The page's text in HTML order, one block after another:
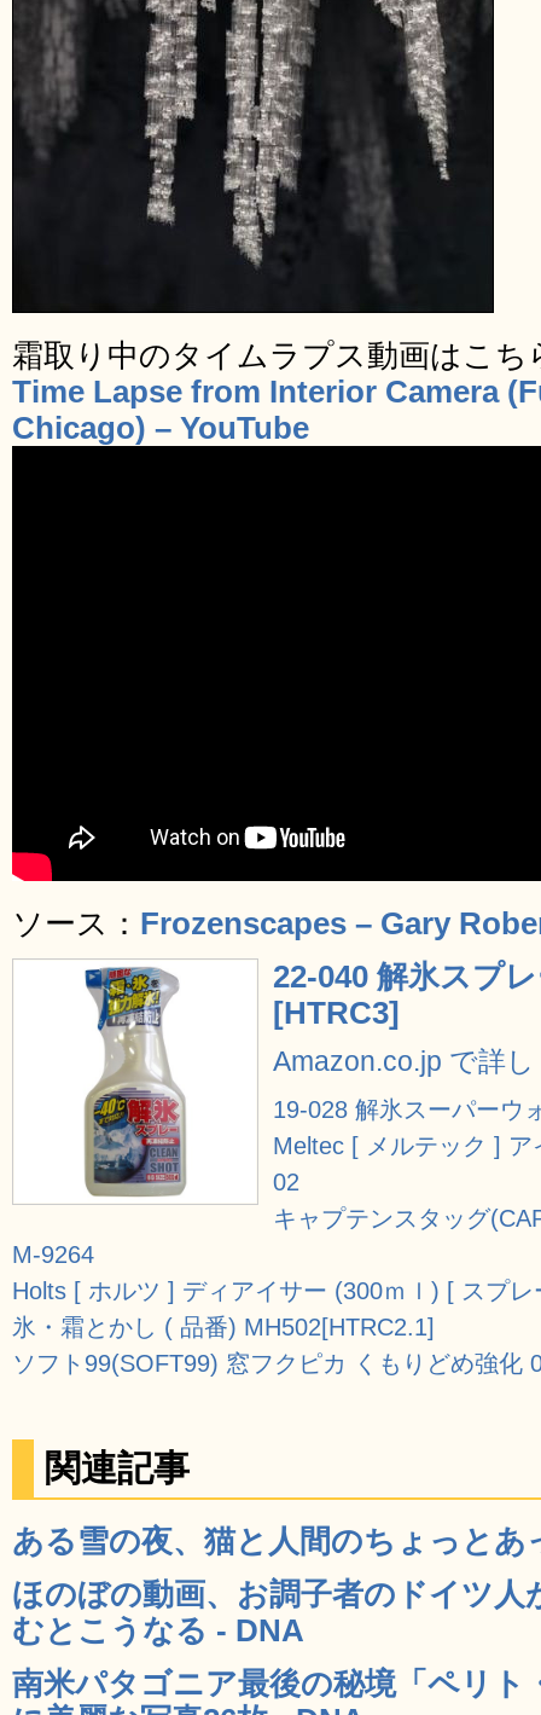
霜取り中のタイムラプス動画はこち
Time Lapse from Interior Camera
Chicago) – YouTube
ソース： Frozenscapes – Gary
22-040 解氷スプ
[HTRC3]
Amazon.co.jp で詳
19-028 解氷スーパーウ
Meltec [ メルテック ]
02
キャプテンスタッグ
M-9264
Holts [ ホルツ ] ディアイサー (300ｍｌ) [ スプ
氷・霜とかし ( 品番) MH502[HTRC2.1]
ソフト99(SOFT99) 窓フクピカ くもりどめ強化
関連記事
ある雪の夜、猫と人間のちょっとあ
ほのぼの動画、お調子者のドイツ人
むとこうなる - DNA
南米パタゴニア最後の秘境「ペリト